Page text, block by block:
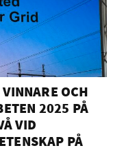
OCH
2025 PÅ
VID
PÅ